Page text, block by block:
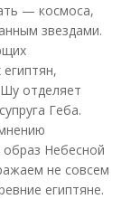
— космоса,
звездами.
отделяет
Геба.
Небесной
не совсем
египтяне.